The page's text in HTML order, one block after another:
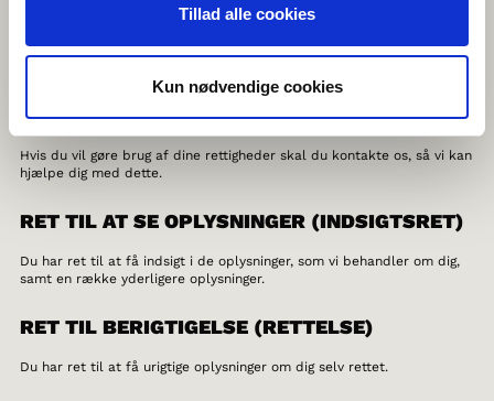
Tillad alle cookies
Kun nødvendige cookies
samt ved at gennemgå vores GDPR-procedurer med medarbejderne.
DE REGISTREREDES RETTIGHEDER
Du har efter databeskyttelsesforordningen en række rettigheder i
Hvis du vil gøre brug af dine rettigheder skal du kontakte os, så vi kan
hjælpe dig med dette.
RET TIL AT SE OPLYSNINGER (INDSIGTSRET)
Du har ret til at få indsigt i de oplysninger, som vi behandler om dig,
samt en række yderligere oplysninger.
RET TIL BERIGTIGELSE (RETTELSE)
Du har ret til at få urigtige oplysninger om dig selv rettet.